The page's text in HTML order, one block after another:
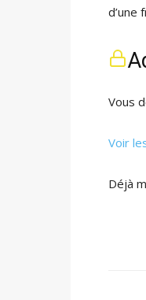
d’une
Vous
Voir
Déjà